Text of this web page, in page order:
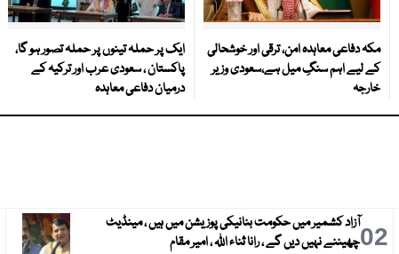
مکہ دفاعی معاہدہ امن، ترقی اور خوشحالی
کے لیے اہم سنگِ میل ہے،سعودی وزیر
خارجہ
ایک پر حملہ تینوں پر حملہ تصور ہو گا،
پاکستان ، سعودی عرب اور ترکیہ کے
درمیان دفاعی معاہدہ
02آزاد کشمیر میں حکومت بنانیکی پوزیشن میں ہیں ، مینڈیٹ
چھیننے نہیں دیں گے ، رانا ثناء اللہ ، امیر مقام